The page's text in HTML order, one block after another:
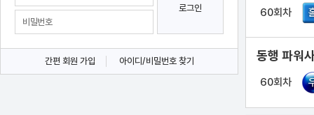
로그인
간편 회원 가입 아이디/비밀번호 찾기
60회차
동행 파워
60회차